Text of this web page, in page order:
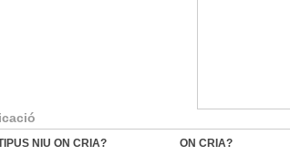
NIU ON CRIA? ON CRIA?